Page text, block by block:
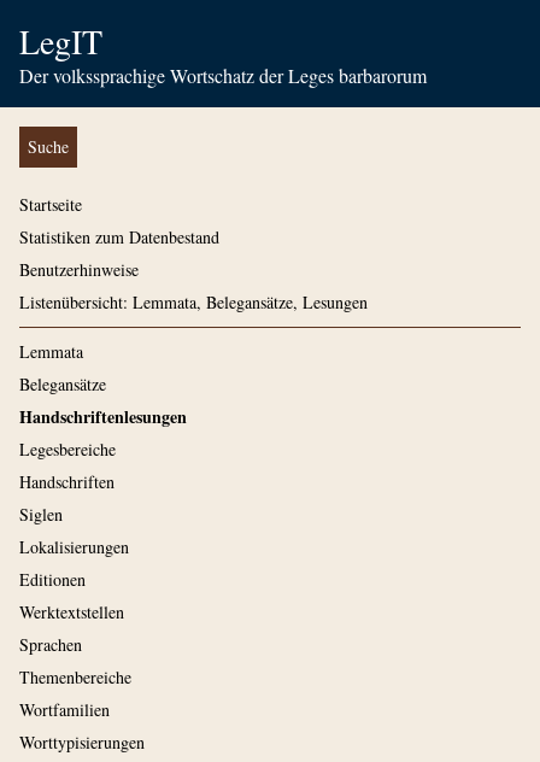
LegIT
Der volkssprachige Wortschatz der Leges barbarorum
Suche
Startseite
Statistiken zum Datenbestand
Benutzerhinweise
Listenübersicht: Lemmata, Belegansätze, Lesungen
Lemmata
Belegansätze
Handschriftenlesungen
Legesbereiche
Handschriften
Siglen
Lokalisierungen
Editionen
Werktextstellen
Sprachen
Themenbereiche
Wortfamilien
Worttypisierungen